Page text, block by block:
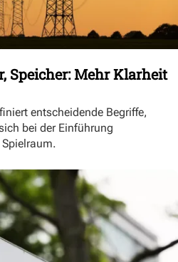
Speicher: Mehr Klarheit
entscheidende Begriffe,
bei der Einführung